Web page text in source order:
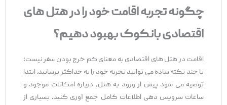
چگونه تجربه اقامت خود را در هتل‌ های
اقتصادی بانکوک بهبود دهیم؟
اقامت در هتل ‌های اقتصادی به معنای کم‌ خرج بودن سفر نیست؛
با چند نکته ساده می ‌توانید تجربه خود را به حداکثر برسانید. ابتدا
توصیه می‌ شود پیش از ورود به هتل، درباره امکانات موجود و
ساعات سرویس ‌دهی اطلاعات کامل جمع‌ آوری کنید. بسیاری از